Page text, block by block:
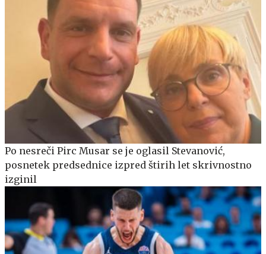
Po nesreči Pirc Musar se je oglasil Stevanović,
posnetek predsednice izpred štirih let skrivnostno
izginil